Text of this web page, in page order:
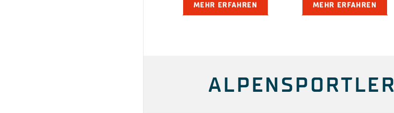
MEHR ERFAHREN MEHR ERFAHREN
ALPENSPORTLER